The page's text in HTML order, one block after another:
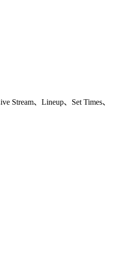
、Lineup、Set Times、